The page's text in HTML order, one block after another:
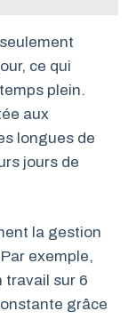
ce qui
plein.
aux
longues de
jours de
la gestion
exemple,
travail sur 6
grâce